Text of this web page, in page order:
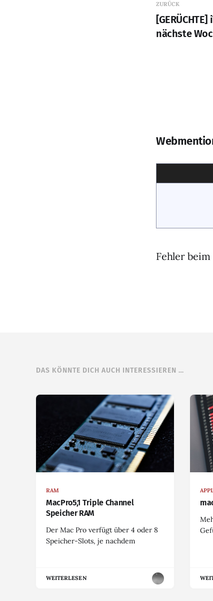
ZURÜCK
nächste
Fehler
DAS KÖNNTE DICH AUCH INTERESSIEREN …
RAM
MacPro5,1 Triple Channel
Speicher RAM
Der Mac Pro verfügt über 4 oder 8
Speicher-Slots, je nachdem
WEITERLESEN